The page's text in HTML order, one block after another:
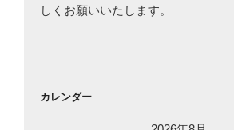
しくお願いいたします。
カレンダー